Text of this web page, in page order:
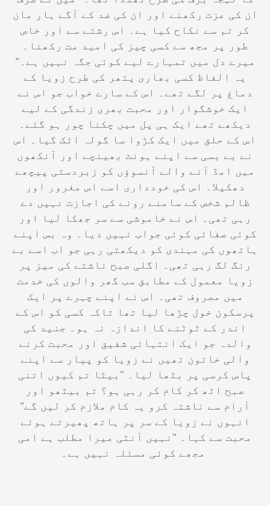
ان کی عزت رکھنے اور ان کی ضد کے آگے ہار مان
کر تم سے نکاح کیا ہے۔ اس رشتے سے اور خاص
طور پر مجھ سے کسی چیز کی امید مت رکھنا۔
میرے دل میں تمہارے لیے کوئی جگہ نہیں ہے۔"
یہ الفاظ کسی بھاری پتھر کی طرح زویا کے
دماغ پر لگے تھے۔ اس کے سارے خواب جو اس نے
ایک خوشگوار اور محبت بھری زندگی کے لیے
دیکھے تھے ایک ہی پل میں چکنا چور ہو گئے۔
اس کے حلق میں ایک کڑوا سا گولہ اٹک گیا۔ اس
نے بے بسی سے اپنے ہونٹ بھینچے اور آنکھوں
میں امڈ آنے والے آنسوؤں کو زبردستی پیچھے
دھکیلا۔ اس کی خودداری اسے اس مغرور اور
ظالم شخص کے سامنے رونے کی اجازت نہیں دے
رہی تھی۔ اس نے خاموشی سے سر جھکا لیا اور
کوئی صفائی کوئی جواب نہیں دیا۔ وہ بس اپنے
ہاتھوں کی مہندی کو دیکھتی رہی جو اب اسے بے
رنگ لگ رہی تھی۔ اگلی صبح ناشتے کی میز پر
زویا معمول کے مطابق سب گھر والوں کی خدمت
میں مصروف تھی۔ اس نے اپنے چہرے پر ایک
پرسکون خول چڑھا لیا تھا تاکہ کسی کو اس کے
اندر کے ٹوٹنے کا اندازہ نہ ہو۔ جنید کی
والدہ جو ایک انتہائی شفیق اور محبت کرنے
والی خاتون تھیں نے زویا کو پیار سے اپنے
پاس کرسی پر بٹھا لیا۔ "بیٹا تم کیوں اتنی
صبح اٹھ کر کام کر رہی ہو؟ تم بیٹھو اور
آرام سے ناشتہ کرو یہ کام ملازم کر لیں گے"
انہوں نے زویا کے سر پر ہاتھ پھیرتے ہوئے
محبت سے کہا۔ "نہیں آنٹی میرا مطلب ہے امی